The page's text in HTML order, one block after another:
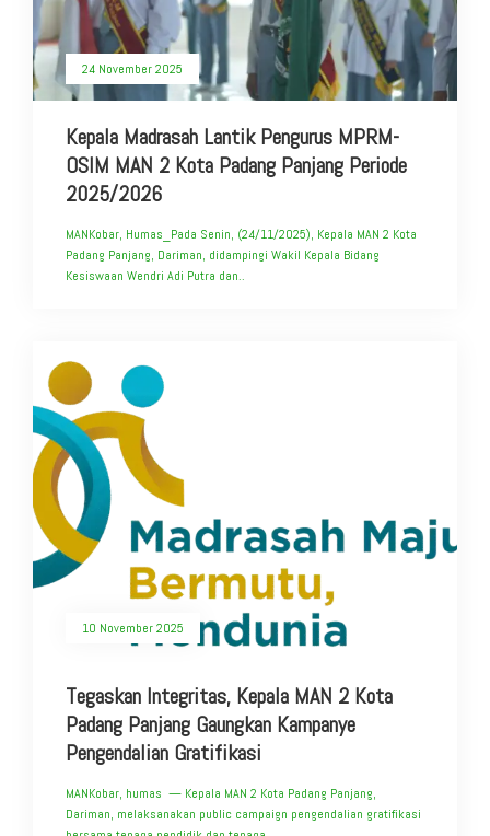
24 November 2025
Kepala Madrasah Lantik Pengurus MPRM-
OSIM MAN 2 Kota Padang Panjang Periode
2025/2026
MANKobar, Humas_Pada Senin, (24/11/2025), Kepala MAN 2 Kota
Padang Panjang, Dariman, didampingi Wakil Kepala Bidang
Kesiswaan Wendri Adi Putra dan..
10 November 2025
Tegaskan Integritas, Kepala MAN 2 Kota
Padang Panjang Gaungkan Kampanye
Pengendalian Gratifikasi
MANKobar, humas — Kepala MAN 2 Kota Padang Panjang,
Dariman, melaksanakan public campaign pengendalian gratifikasi